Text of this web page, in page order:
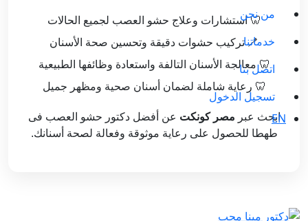
من نحن
خدماتنا
اتصل بنا
تسجيل الدخول
EN
🦷 استشارات وعلاج حشو العصب لجميع الحالات
🪥 تركيب حشوات دقيقة وتحسين صحة الأسنان
🦷 معالجة الأسنان التالفة واستعادة وظائفها الطبيعية
🦷 رعاية شاملة لضمان أسنان صحية ومظهر جميل
ابحث عبر مصر كونكت عن أفضل دكتور حشو العصب فى
طهطا للحصول على رعاية موثوقة وفعالة لصحة أسنانك.